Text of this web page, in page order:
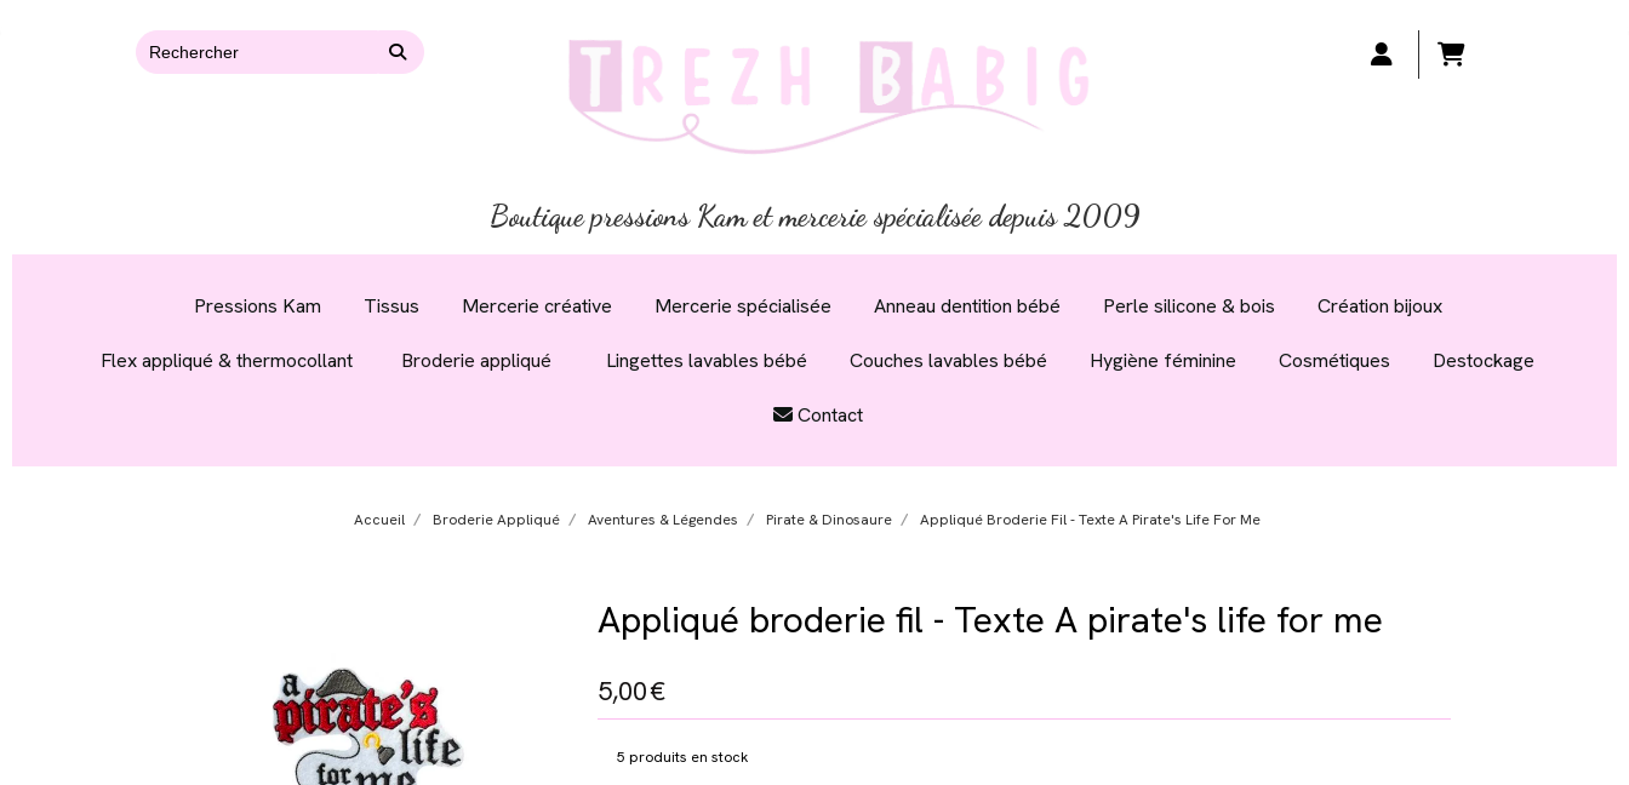
Boutique pressions Kam et mercerie spécialisée depuis 2009
Pressions Kam Tissus Mercerie créative Mercerie spécialisée Anneau dentition bébé Perle silicone & bois Création bijoux
Flex appliqué & thermocollant Broderie appliqué Lingettes lavables bébé Couches lavables bébé Hygiène féminine Cosmétiques Destockage
Contact
Accueil Broderie Appliqué Aventures & Légendes Pirate & Dinosaure Appliqué Broderie Fil - Texte A Pirate's Life For Me
Appliqué broderie fil - Texte A pirate's life for me
5,00€
5 produits en stock